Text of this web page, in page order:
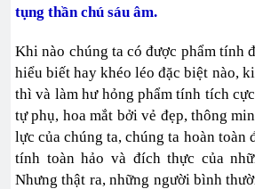
tụng thần chú sáu âm.
Khi nào chúng ta có được phẩm tính
hiểu biết hay khéo léo đặc biệt nào,
thì và làm hư hỏng phẩm tính tích
tự phụ, hoa mắt bởi vẻ đẹp, thông
lực của chúng ta, chúng ta hoàn toàn
tính toàn hảo và đích thực của
Nhưng thật ra, những người bình